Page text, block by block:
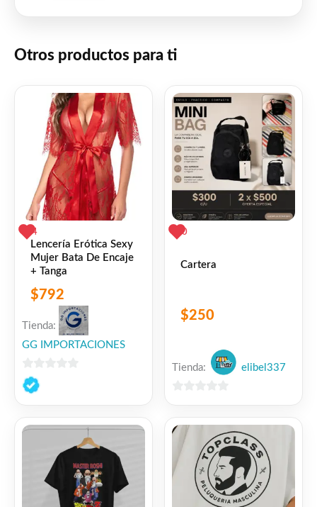
Otros productos para ti
4
Lencería Erótica Sexy
Mujer Bata De Encaje
+ Tanga
$792
Tienda:
GG IMPORTACIONES
0
de
0
Cartera
$250
Tienda: elibel337
5